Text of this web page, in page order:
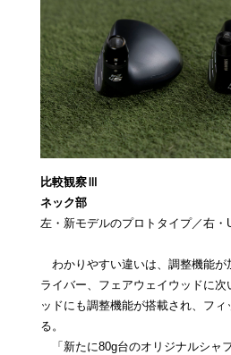
比較観察Ⅲ
ネック部
左・新モデルのプロトタイプ／右・
わかりやすい違いは、調整機能が
ライバー、フェアウェイウッドに次
ッドにも調整機能が搭載され、フ
る。
「新たに80g台のオリジナルシャ